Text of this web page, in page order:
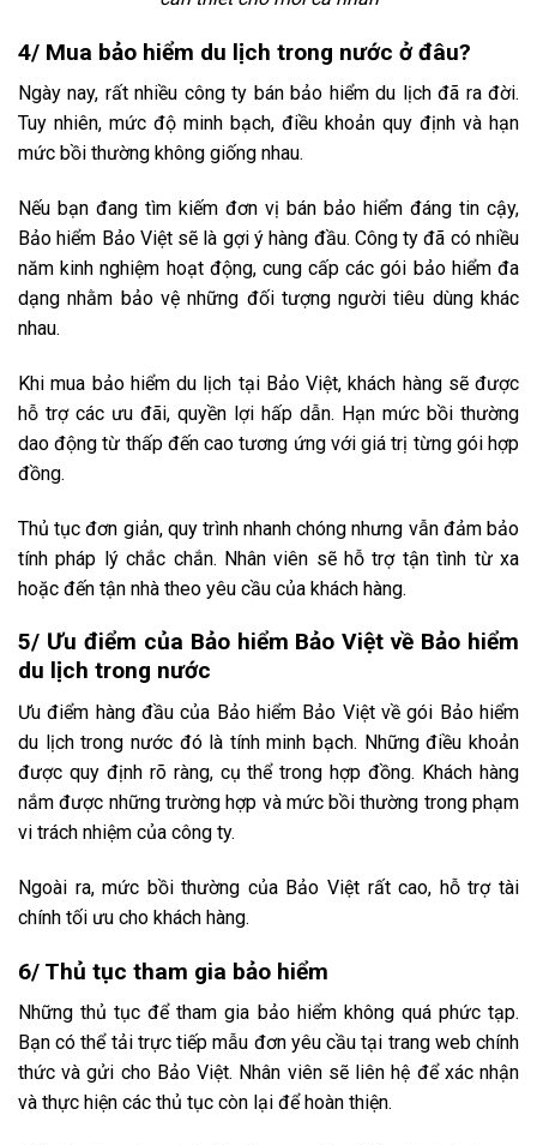
4/ Mua bảo hiểm du lịch trong nước ở đâu?
Ngày nay, rất nhiều công ty bán bảo hiểm du lịch đã ra đời.
Tuy nhiên, mức độ minh bạch, điều khoản quy định và hạn
mức bồi thường không giống nhau.
Nếu bạn đang tìm kiếm đơn vị bán bảo hiểm đáng tin cậy,
Bảo hiểm Bảo Việt sẽ là gợi ý hàng đầu. Công ty đã có nhiều
năm kinh nghiệm hoạt động, cung cấp các gói bảo hiểm đa
dạng nhằm bảo vệ những đối tượng người tiêu dùng khác
nhau.
Khi mua bảo hiểm du lịch tại Bảo Việt, khách hàng sẽ được
hỗ trợ các ưu đãi, quyền lợi hấp dẫn. Hạn mức bồi thường
dao động từ thấp đến cao tương ứng với giá trị từng gói hợp
đồng.
Thủ tục đơn giản, quy trình nhanh chóng nhưng vẫn đảm bảo
tính pháp lý chắc chắn. Nhân viên sẽ hỗ trợ tận tình từ xa
hoặc đến tận nhà theo yêu cầu của khách hàng.
5/ Ưu điểm của Bảo hiểm Bảo Việt về Bảo hiểm
du lịch trong nước
Ưu điểm hàng đầu của Bảo hiểm Bảo Việt về gói Bảo hiểm
du lịch trong nước đó là tính minh bạch. Những điều khoản
được quy định rõ ràng, cụ thể trong hợp đồng. Khách hàng
nắm được những trường hợp và mức bồi thường trong phạm
vi trách nhiệm của công ty.
Ngoài ra, mức bồi thường của Bảo Việt rất cao, hỗ trợ tài
chính tối ưu cho khách hàng.
6/ Thủ tục tham gia bảo hiểm
Những thủ tục để tham gia bảo hiểm không quá phức tạp.
Bạn có thể tải trực tiếp mẫu đơn yêu cầu tại trang web chính
thức và gửi cho Bảo Việt. Nhân viên sẽ liên hệ để xác nhận
và thực hiện các thủ tục còn lại để hoàn thiện.